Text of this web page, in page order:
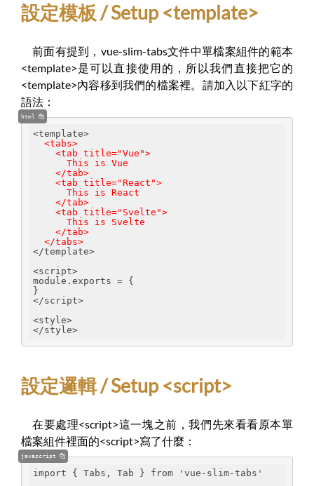
設定模板 / Setup <template>
前面有提到，vue-slim-tabs文件中單檔案組件的範本
<template>是可以直接使用的，所以我們直接把它的
<template>內容移到我們的檔案裡。請加入以下紅字的
語法：
html
<template>
<tabs>
<tab title="Vue">
This is Vue
</tab>
<tab title="React">
This is React
</tab>
<tab title="Svelte">
This is Svelte
</tab>
</tabs>
</template>
<script>
module.exports = {
}
</script>
<style>
</style>
設定邏輯 / Setup <script>
在要處理<script>這一塊之前，我們先來看看原本單
檔案組件裡面的<script>寫了什麼：
javascript
import { Tabs, Tab } from 'vue-slim-tabs'